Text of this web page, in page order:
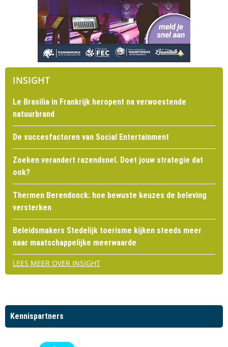
INSIGHT
Le Brasilia in Frankrijk heropent na verwoestende
natuurbrand
De succesfactoren van Social Entertainment
Zoeken verandert razendsnel. Doet jouw strategie dat
ook?
Thermen Berendonck: hoe bewuste keuzes de beleving
versterken
Beleidsmakers Stedelijk toerisme kijken steeds meer
naar maatschappelijke meerwaarde
LEES MEER OVER INSIGHT
Kennispartners